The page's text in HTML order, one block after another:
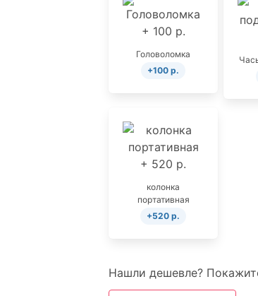
Головоломка
+100 р.
колонка
портативная
+520 р.
Нашли дешевле?